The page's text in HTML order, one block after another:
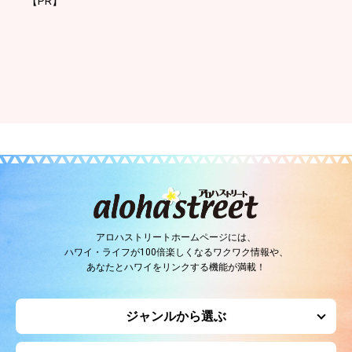
アロハストリートホームページには、
ハワイ・ライフが100倍楽しくなるワクワク情報や、
あなたとハワイをリンクする機能が満載！
ジャンルから選ぶ